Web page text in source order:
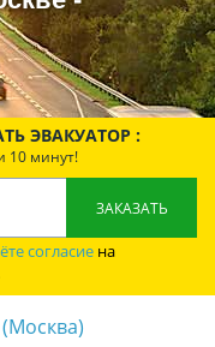
ЭВАКУАТОР :
10 минут!
согласие на